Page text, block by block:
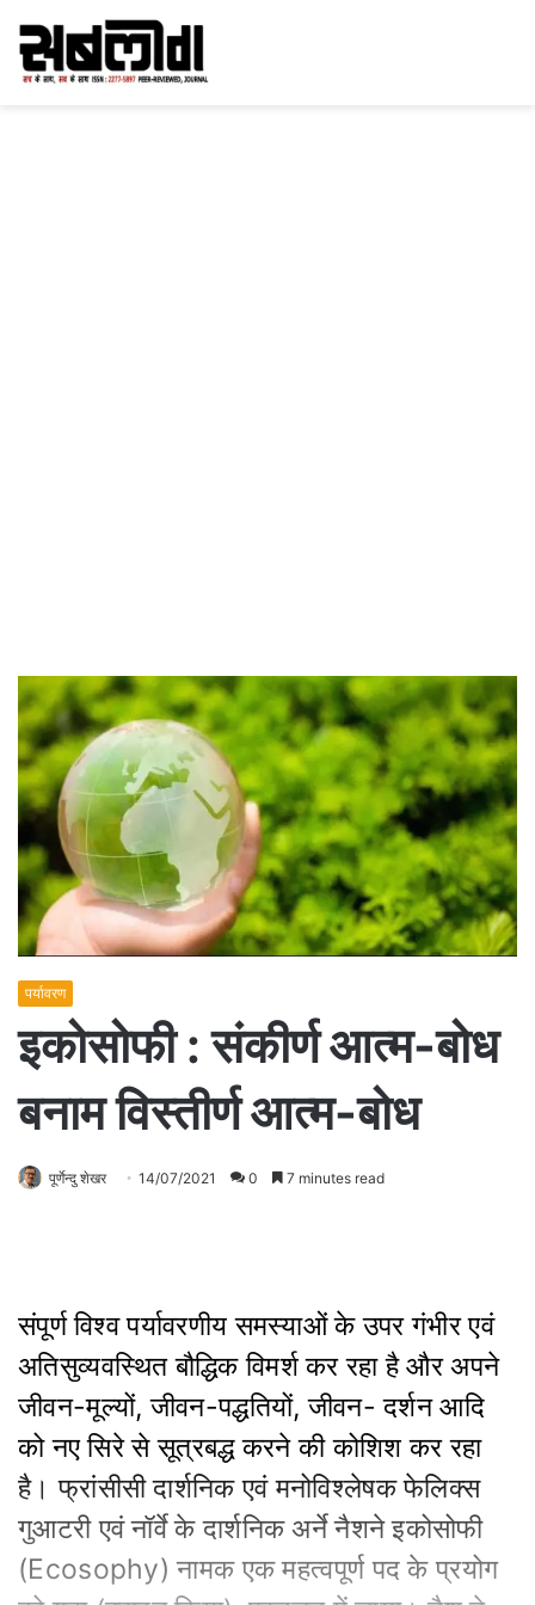
पर्यावरण
इकोसोफी : संकीर्ण आत्म-बोध
बनाम विस्तीर्ण आत्म-बोध
पूर्णेन्दु शेखर 14/07/2021 0 7 minutes read
संपूर्ण विश्व पर्यावरणीय समस्याओं के उपर गंभीर एवं
अतिसुव्यवस्थित बौद्धिक विमर्श कर रहा है और अपने
जीवन-मूल्यों, जीवन-पद्धतियों, जीवन- दर्शन आदि
को नए सिरे से सूत्रबद्ध करने की कोशिश कर रहा
है। फ्रांसीसी दार्शनिक एवं मनोविश्लेषक फेलिक्स
गुआटरी एवं नॉर्वे के दार्शनिक अर्ने नैशने इकोसोफी
(Ecosophy) नामक एक महत्वपूर्ण पद के प्रयोग